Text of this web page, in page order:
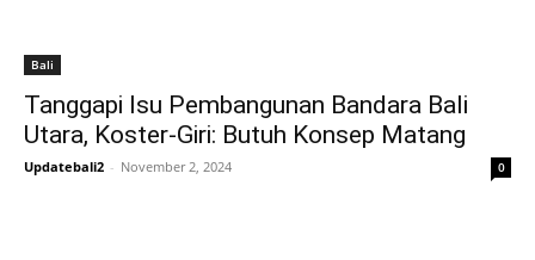
Bali
Tanggapi Isu Pembangunan Bandara Bali
Utara, Koster-Giri: Butuh Konsep Matang
Updatebali2 - November 2, 2024 0